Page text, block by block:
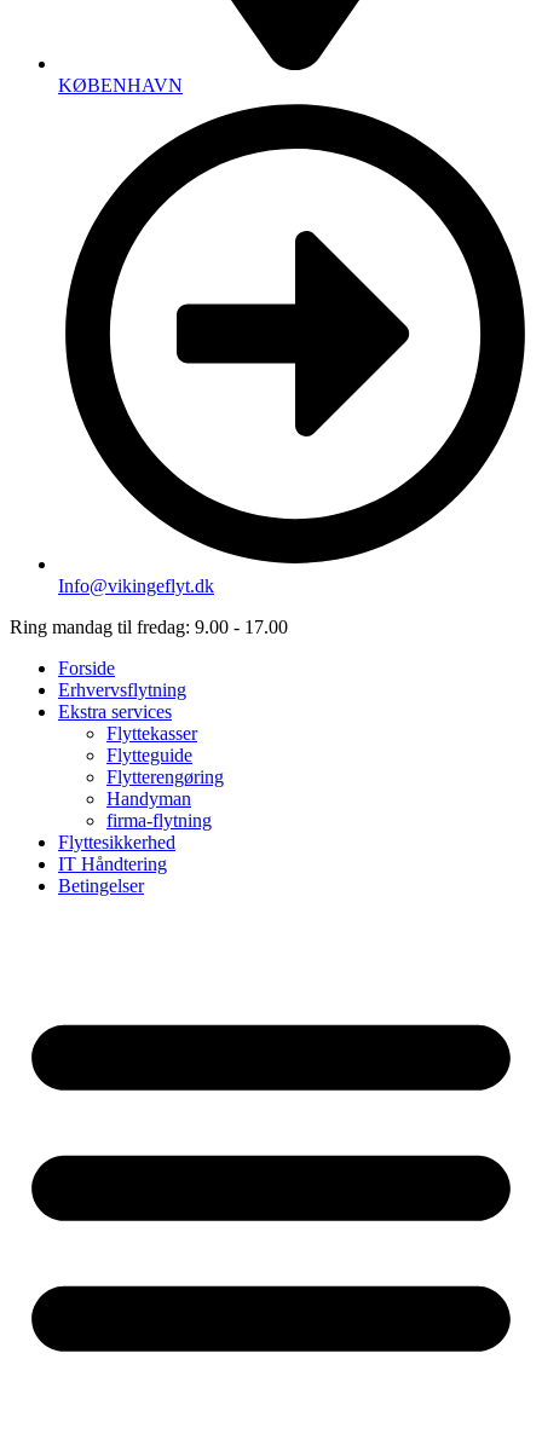
KØBENHAVN
Info@vikingeflyt.dk
Ring mandag til fredag: 9.00 - 17.00
Forside
Erhvervsflytning
Ekstra services
Flyttekasser
Flytteguide
Flytterengøring
Handyman
firma-flytning
Flyttesikkerhed
IT Håndtering
Betingelser